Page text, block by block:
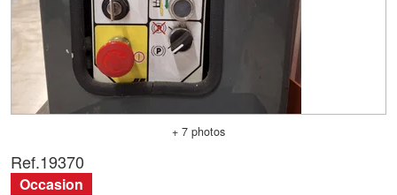
+ 7 photos
Ref.19370
Occasion